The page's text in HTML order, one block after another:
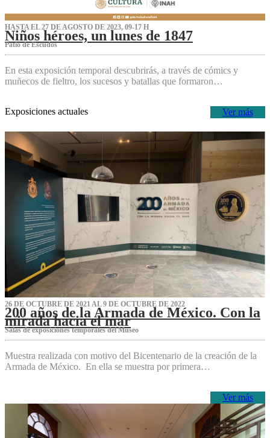
HASTA EL 27 DE AGOSTO DE 2023, 09-17 H
Niños héroes, un lunes de 1847
Patio de Escudos
En esta exposición temporal descubrirás, a través de cómics y
muñecos de fieltro, los sucesos y batallas que formaron…
Ver más
Exposiciones actuales
26 DE OCTUBRE DE 2021 AL 9 DE OCTUBRE DE 2022
200 años de la Armada de México. Con la
mirada hacia el mar
Salas de exposiciones temporales del Museo‌
Muestra realizada con motivo del Bicentenario de la creación de la
Armada de México. En ella se muestra por primera…
Ver más